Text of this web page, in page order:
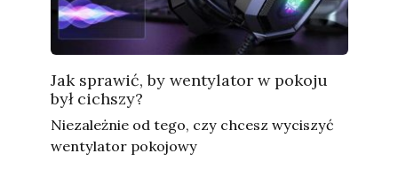
Jak sprawić, by wentylator w pokoju
był cichszy?
Niezależnie od tego, czy chcesz wyciszyć
wentylator pokojowy